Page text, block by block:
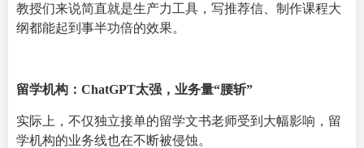
教授们来说简直就是生产力工具，写推荐信、制作课程大
纲都能起到事半功倍的效果。
留学机构：ChatGPT太强，业务量“腰斩”
实际上，不仅独立接单的留学文书老师受到大幅影响，留
学机构的业务线也在不断被侵蚀。